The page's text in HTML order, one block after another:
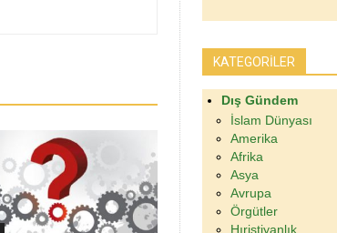
KATEGORİLER
Dış Gündem
İslam Dünyası
Amerika
Afrika
Asya
Avrupa
Örgütler
Hıristiyanlık